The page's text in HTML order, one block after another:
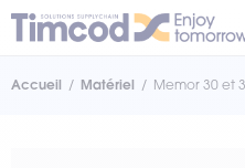
Accueil Matériel Memor 30 et